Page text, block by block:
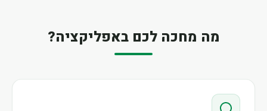
מה מחכה לכם באפליקציה?